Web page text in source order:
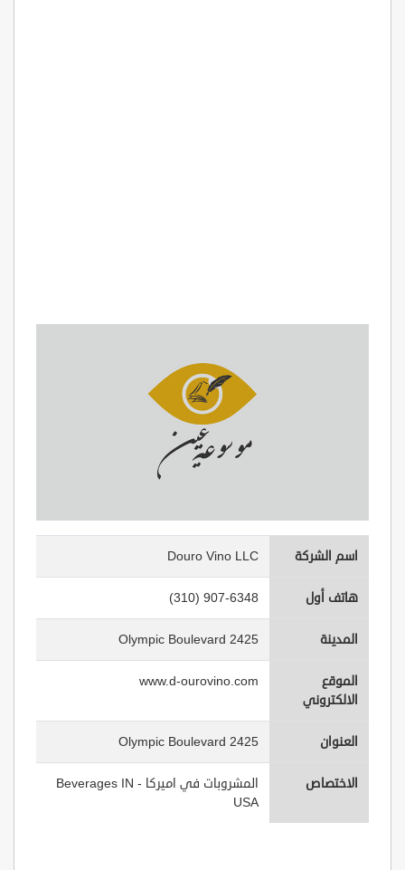
اسم الشركة Douro Vino LLC
هاتف أول (310) 907-6348
المدينة 2425 Olympic Boulevard
الموقع
الالكتروني
www.d-ourovino.com
العنوان 2425 Olympic Boulevard
الاختصاص
المشروبات في اميركا - Beverages IN
USA